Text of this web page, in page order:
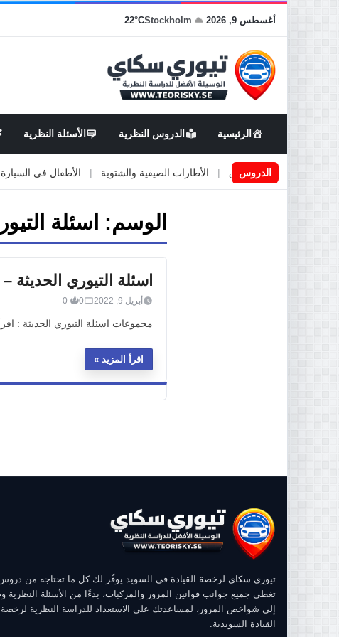
أغسطس 9, 2026 Stockholm
22°C
الرئيسية الدروس النظرية الأسئلة النظرية
الدروس
او صيانة الطرق | الأطارات الصيفية والشتوية | الأطفال في السيارة |
الوسم: اسئلة
اسئلة التيوري
أبريل 9, 2022 0
0
مجموعات اسئلة التيوري الحديثة :
اقرأ المزيد
تيوري سكاي لرخصة القيادة في السويد يوفّر لك كل ما تحتاجه من
تغطي جميع جوانب قوانين المرور والمركبات، بدءًا من الأسئلة النظرية
إلى شواخص المرور، لمساعدتك على الاستعداد للدراسة النظرية لرخصة
القيادة السويدية.